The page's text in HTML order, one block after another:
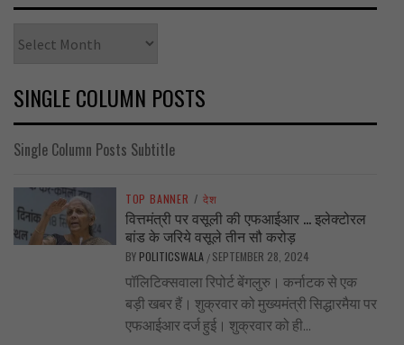
SINGLE COLUMN POSTS
Single Column Posts Subtitle
TOP BANNER / देश
वित्तमंत्री पर वसूली की एफआईआर … इलेक्टोरल
बांड के जरिये वसूले तीन सौ करोड़
BY POLITICSWALA / SEPTEMBER 28, 2024
पॉलिटिक्सवाला रिपोर्ट बेंगलुरु। कर्नाटक से एक
बड़ी खबर हैं। शुक्रवार को मुख्यमंत्री सिद्धारमैया पर
एफआईआर दर्ज हुई। शुक्रवार को ही...